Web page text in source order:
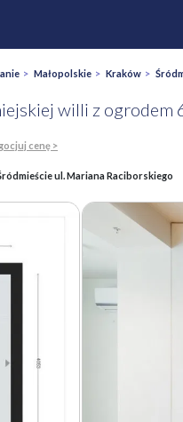
> Małopolskie > Kraków >
willi z ogrodem
cenę >
ul. Mariana Raciborskiego